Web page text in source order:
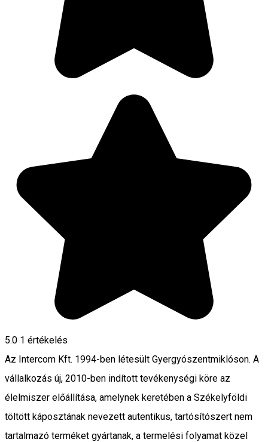
5.0 1 értékelés
Az Intercom Kft. 1994-ben létesült Gyergyószentmiklóson. A
vállalkozás új, 2010-ben indított tevékenységi köre az
élelmiszer előállítása, amelynek keretében a Székelyföldi
töltött káposztának nevezett autentikus, tartósítószert nem
tartalmazó terméket gyártanak, a termelési folyamat közel